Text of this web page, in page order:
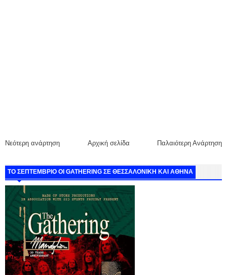
Νεότερη ανάρτηση Παλαιότερη Ανάρτηση
Αρχική σελίδα
ΤΟ ΣΕΠΤΕΜΒΡΙΟ ΟΙ GATHERING ΣΕ ΘΕΣΣΑΛΟΝΙΚΗ ΚΑΙ ΑΘΗΝΑ